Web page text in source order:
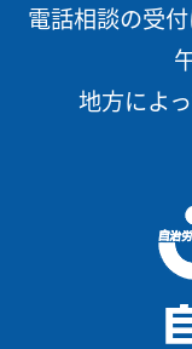
電話相談の受
地方によ